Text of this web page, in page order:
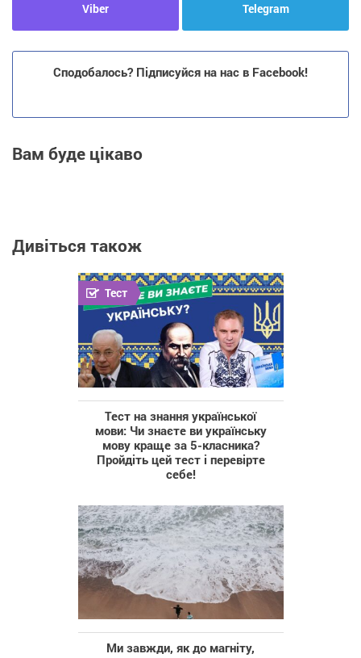
Viber Telegram
Сподобалось? Підписуйся на нас в Facebook!
Вам буде цікаво
Дивіться також
Тест
Тест на знання української
мови: Чи знаєте ви українську
мову краще за 5-класника?
Пройдіть цей тест і перевірте
себе!
Ми завжди, як до магніту,